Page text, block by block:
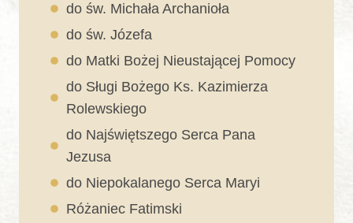
do św. Michała Archanioła
do św. Józefa
do Matki Bożej Nieustającej Pomocy
do Sługi Bożego Ks. Kazimierza
Rolewskiego
do Najświętszego Serca Pana
Jezusa
do Niepokalanego Serca Maryi
Różaniec Fatimski